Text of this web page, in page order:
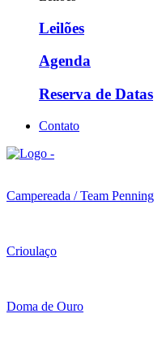
Leilões
Agenda
Reserva de Datas
Contato
Campereada / Team Penning
Crioulaço
Doma de Ouro